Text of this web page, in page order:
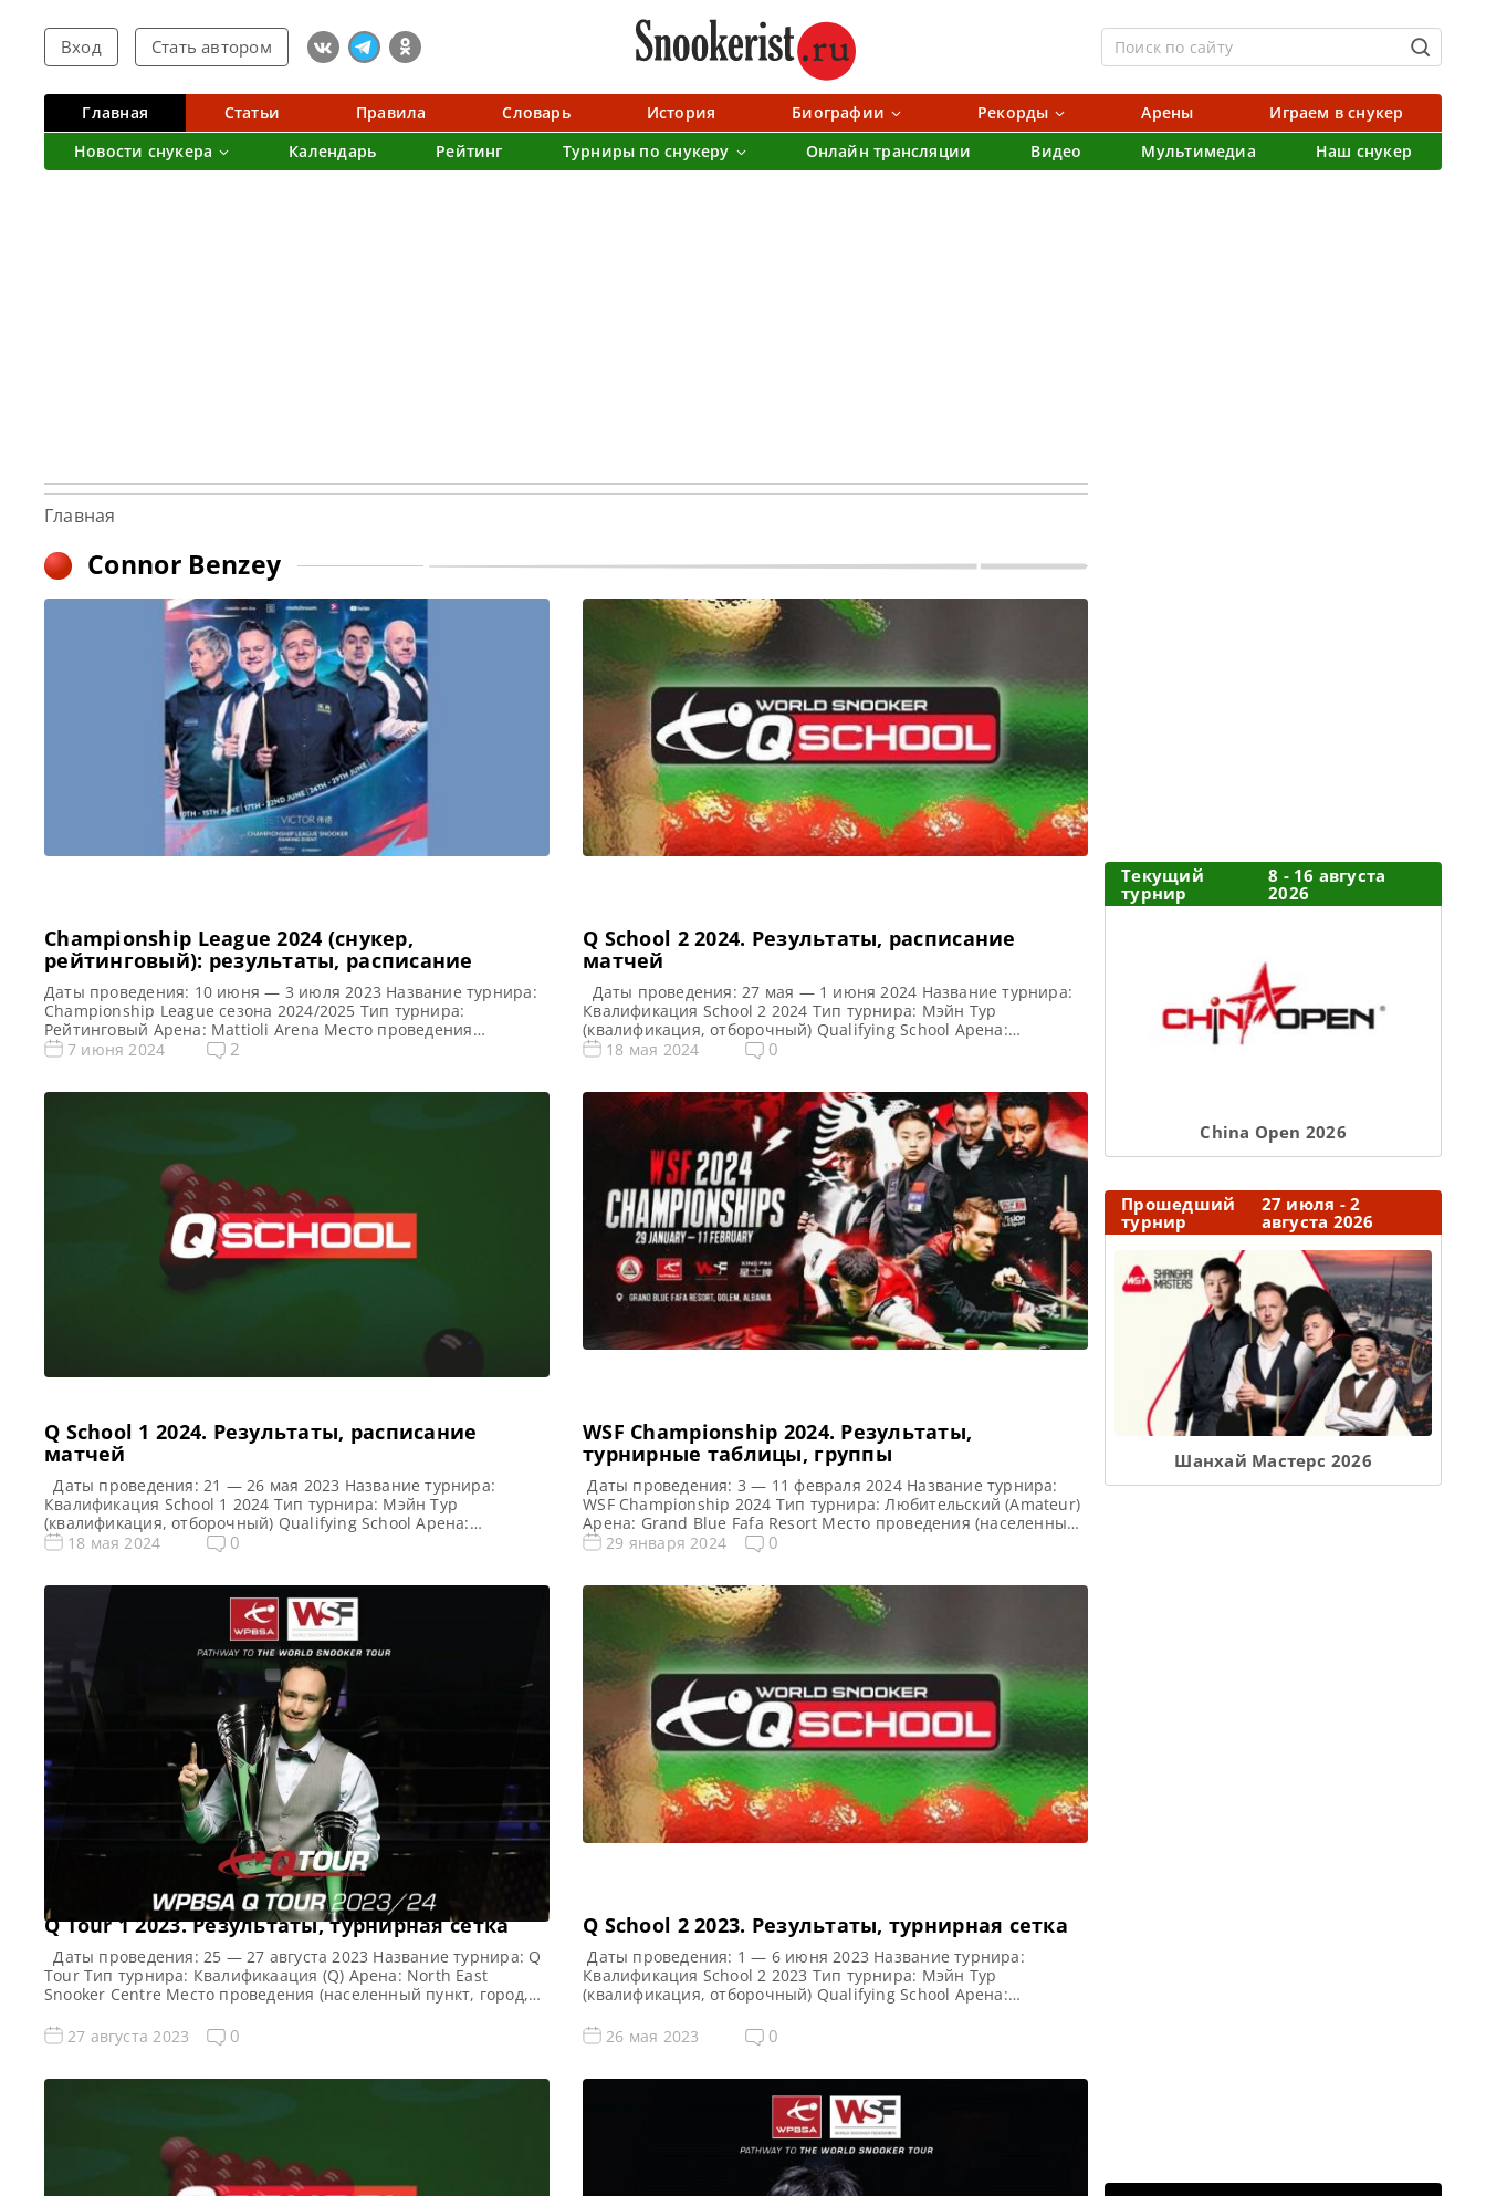
Вход Стать автором
Главная Статьи Правила Словарь История Биографии Рекорды Арены
Играем в снукер
Новости снукера
Календарь Рейтинг Турниры по снукеру Онлайн трансляции Видео Мультимедиа Наш снукер
Главная
Connor Benzey
Championship League 2024 (снукер,
рейтинговый): результаты, расписание
Даты проведения: 10 июня — 3 июля 2023 Название турнира:
Championship League сезона 2024/2025 Тип турнира:
Рейтинговый Арена: Mattioli Arena Место проведения
(населенный пункт, город, страна): Лестер, Англия,
7 июня 2024 2
Q School 2 2024. Результаты, расписание
матчей
Даты проведения: 27 мая — 1 июня 2024 Название турнира:
Квалификация School 2 2024 Тип турнира: Мэйн Тур
(квалификация, отборочный) Qualifying School Арена:
Morningside Arena Место проведения (населенный пункт,
2024 Q School 1 2024. Расписание — трансляции Призовой
18 мая 2024 0
Q School 1 2024. Результаты, расписание
матчей
Даты проведения: 21 — 26 мая 2023 Название турнира:
Квалификация School 1 2024 Тип турнира: Мэйн Тур
(квалификация, отборочный) Qualifying School Арена:
Morningside Arena Место проведения (населенный пункт,
2024 Q School 1 2024. Расписание — трансляции Призовой
18 мая 2024 0
WSF Championship 2024. Результаты,
турнирные таблицы, группы
Даты проведения: 3 — 11 февраля 2024 Название турнира:
WSF Championship 2024 Тип турнира: Любительский (Amateur)
Арена: Grand Blue Fafa Resort Место проведения (населенный
пункт, город, страна): Голем (прибрежный поселок и
Championship 2024 Расписание трансляций WSF Championship
2024 Призовой фонд WSF Championship […]
29 января 2024 0
Q Tour 1 2023. Результаты, турнирная сетка
Даты проведения: 25 — 27 августа 2023 Название турнира: Q
Tour Тип турнира: Квалификаация (Q) Арена: North East
Snooker Centre Место проведения (населенный пункт, город,
предыдущего турнира: — Все Новости Q Tour Все новости и
результаты Q Tour 1 2023 Квалификация Q Tour 1 2023
27 августа 2023 0
Q School 2 2023. Результаты, турнирная сетка
Даты проведения: 1 — 6 июня 2023 Название турнира:
Квалификация School 2 2023 Тип турнира: Мэйн Тур
(квалификация, отборочный) Qualifying School Арена:
город, страна): Лестер, Англия, Великобритания Победитель
предыдущего турнира: — Все новости и результаты Q School
[…]
26 мая 2023 0
Текущий
турнир
8 - 16 августа
2026
Сhina Open 2026
Прошедший
турнир
27 июля - 2
августа 2026
Шанхай Мастерс 2026